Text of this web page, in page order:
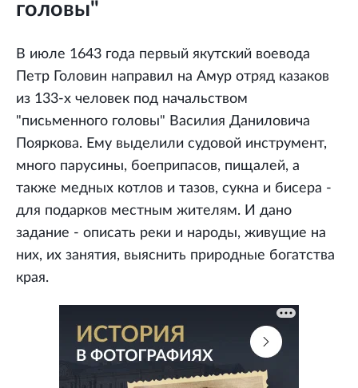
головы"
В июле 1643 года первый якутский воевода
Петр Головин направил на Амур отряд казаков
из 133-х человек под начальством
"письменного головы" Василия Даниловича
Пояркова. Ему выделили судовой инструмент,
много парусины, боеприпасов, пищалей, а
также медных котлов и тазов, сукна и бисера -
для подарков местным жителям. И дано
задание - описать реки и народы, живущие на
них, их занятия, выяснить природные богатства
края.